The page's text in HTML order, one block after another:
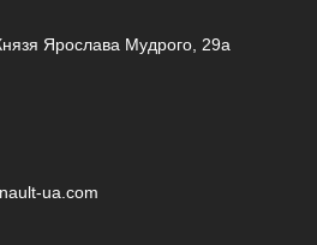
Ярослава Мудрого, 29а
ua.com